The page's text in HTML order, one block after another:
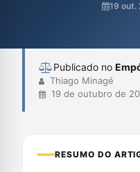
análise profunda
19 out.
Publicado no
Thiago Minagé
19 de outubro de
RESUMO DO